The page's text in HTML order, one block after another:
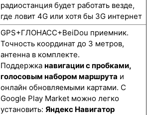
радиостанция будет работать везде,
где ловит 4G или хотя бы 3G интернет
GPS+ГЛОНАСС+BeiDou приемник.
Точность координат до 3 метров,
антенна в комплекте.
Поддержка навигации с пробками,
голосовым набором маршрута и
онлайн обновляемыми картами. С
Google Play Market можно легко
установить: Яндекс Навигатор